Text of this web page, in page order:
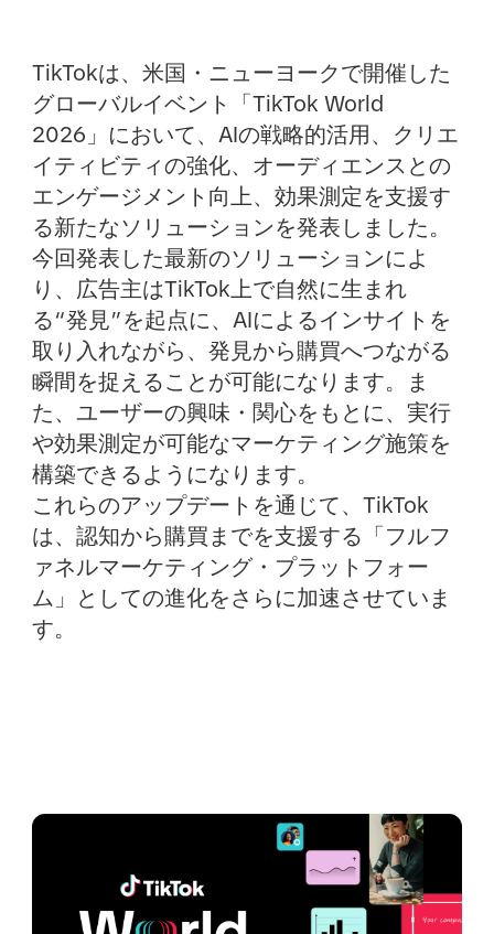
TikTokは、米国・ニューヨークで開催した
グローバルイベント「TikTok World
2026」において、AIの戦略的活用、クリエ
イティビティの強化、オーディエンスとの
エンゲージメント向上、効果測定を支援す
る新たなソリューションを発表しました。
今回発表した最新のソリューションによ
り、広告主はTikTok上で自然に生まれ
る“発見”を起点に、AIによるインサイトを
取り入れながら、発見から購買へつながる
瞬間を捉えることが可能になります。ま
た、ユーザーの興味・関心をもとに、実行
や効果測定が可能なマーケティング施策を
構築できるようになります。
これらのアップデートを通じて、TikTok
は、認知から購買までを支援する「フルフ
ァネルマーケティング・プラットフォー
ム」としての進化をさらに加速させていま
す。